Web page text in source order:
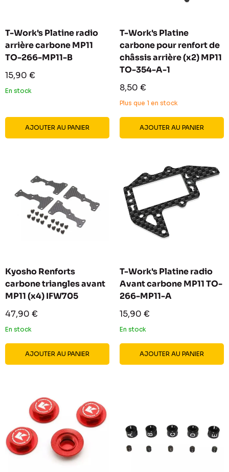
T-Work's Platine radio
arrière carbone MP11
TO-266-MP11-B
Prix
réduit
15,90 €
En stock
AJOUTER AU PANIER
T-Work's Platine
carbone pour renfort de
châssis arrière (x2) MP11
TO-354-A-1
Prix
réduit
8,50 €
Plus que 1 en stock
AJOUTER AU PANIER
Kyosho Renforts
carbone triangles avant
MP11 (x4) IFW705
Prix
réduit
47,90 €
En stock
AJOUTER AU PANIER
T-Work's Platine radio
Avant carbone MP11 TO-
266-MP11-A
Prix
réduit
15,90 €
En stock
AJOUTER AU PANIER